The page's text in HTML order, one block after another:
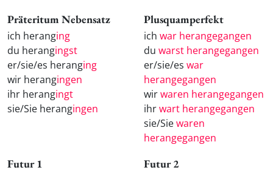
Präteritum Nebensatz
ich heranging
du herangingst
er/sie/es heranging
wir herangingen
ihr herangingt
sie/Sie herangingen
Plusquamperfekt
ich war herangegangen
du warst herangegangen
er/sie/es war
herangegangen
wirwaren herangegangen
ihrwart herangegangen
sie/Siewaren
herangegangen
Futur 1 Futur 2